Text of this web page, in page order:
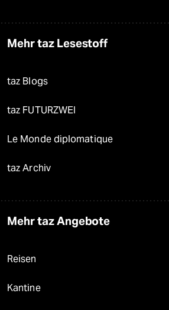
Mehr taz Lesestoff
taz Blogs
taz FUTURZWEI
Le Monde diplomatique
taz Archiv
Mehr taz Angebote
Reisen
Kantine